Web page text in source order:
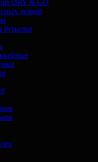
DRY & GO
лезвий
бутылки